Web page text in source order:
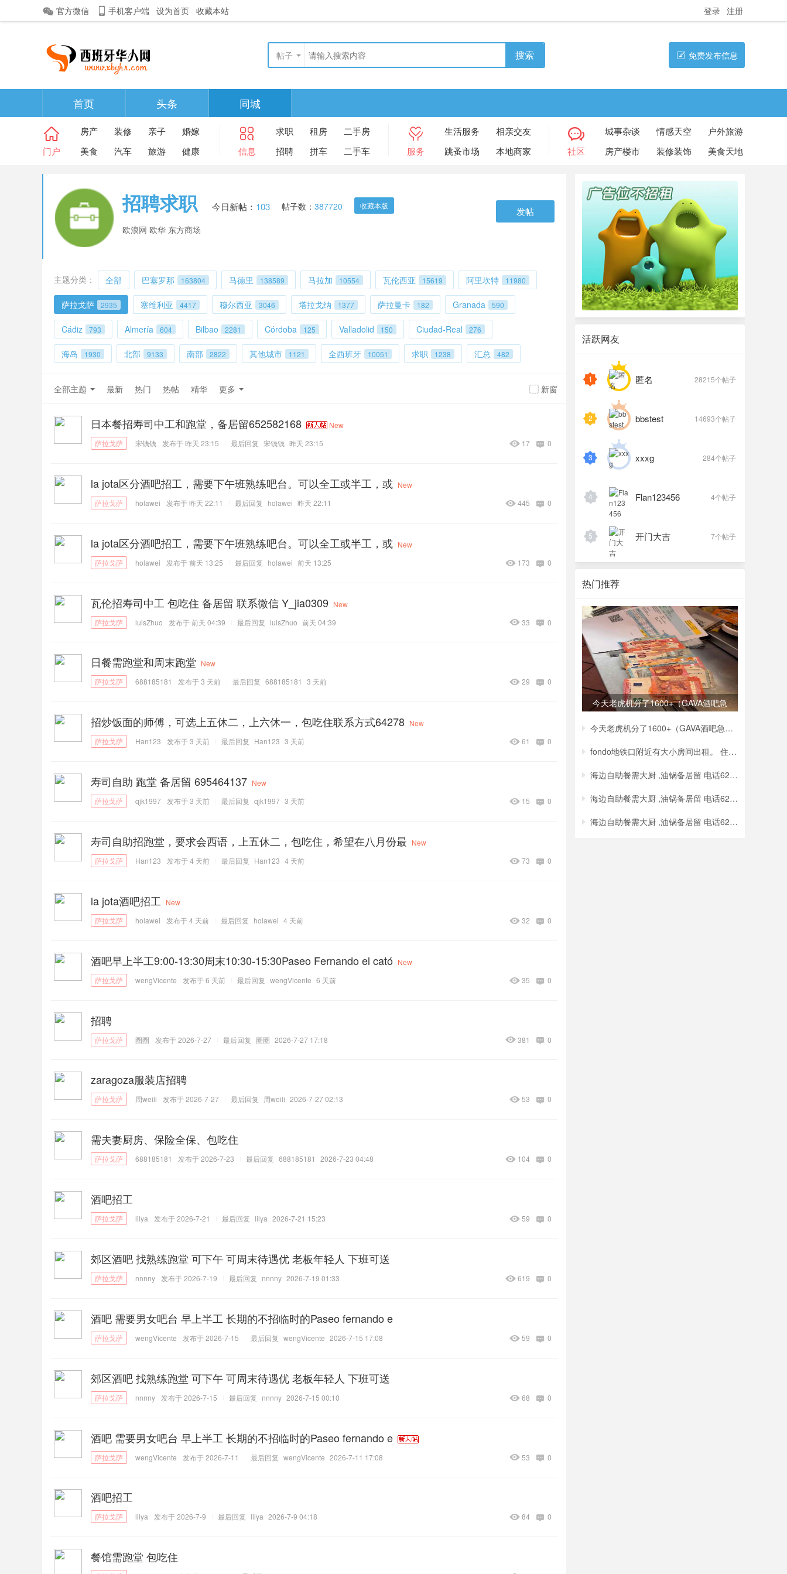
官方微信 手机客户端 设为首页 收藏本站 登录 注册
帖子 搜索 免费发布信息
首页 头条 同城
门户
房产 装修 亲子
婚嫁
美食
汽车 旅游 健康 信息
求职 租房
二手房
招聘
拼车 二手车 服务
生活服务
相亲交友
跳蚤市场
本地商家 社区
城事杂谈 情感天空
户外旅游
房产楼市
装修装饰 美食天地
招聘求职 今日新帖： 103 帖子数： 387720 收藏本版
欧浪网 欧华 东方商场
发帖
主题分类： 全部 巴塞罗那 163804 马德里 138589 马拉加 10554 瓦伦西亚 15619 阿里坎特 11980
萨拉戈萨 2935 塞维利亚 4417 穆尔西亚 3046 塔拉戈纳 1377 萨拉曼卡 182 Granada 590
Cádiz 793 Almería 604 Bilbao 2281 Córdoba 125 Valladolid 150 Ciudad-Real 276
海岛 1930 北部 9133 南部 2822 其他城市 1121 全西班牙 10051 求职 1238 汇总 482
新窗
全部主题 最新 热门 热帖 精华 更多
日本餐招寿司中工和跑堂，备居留652582168
New
宋钱钱
发布于昨天 23:15 最后回复 宋钱钱 昨天 23:15 0
17
la jota区分酒吧招工，需要下午班熟练吧台。可以全工或半工，或 New
holawei
发布于昨天 22:11 最后回复 holawei 昨天 22:11 0
445
la jota区分酒吧招工，需要下午班熟练吧台。可以全工或半工，或 New
holawei
发布于前天 13:25 最后回复 holawei 前天 13:25 0
173
瓦伦招寿司中工 包吃住 备居留 联系微信 Y_jia0309 New
luisZhuo
发布于前天 04:39 最后回复 luisZhuo 前天 04:39 0
33
日餐需跑堂和周末跑堂 New
688185181
发布于3 天前 最后回复 688185181 3 天前 0
29
招炒饭面的师傅，可选上五休二，上六休一，包吃住联系方式64278 New
Han123
发布于3 天前 最后回复 Han123 3 天前 0
61
寿司自助 跑堂 备居留 695464137 New
qjk1997
发布于3 天前 最后回复 qjk1997 3 天前 0
15
寿司自助招跑堂，要求会西语，上五休二，包吃住，希望在八月份最 New
Han123
发布于4 天前 最后回复 Han123 4 天前 0
73
la jota酒吧招工
New
holawei
发布于4 天前 最后回复 holawei 4 天前 0
32
酒吧早上半工9:00-13:30周末10:30-15:30Paseo Fernando el cató New
wengVicente
发布于6 天前 最后回复 wengVicente 6 天前 0
35
招聘
圈圈 发布于 2026-7-27 最后回复 圈圈 2026-7-27 17:18 0
381
zaragoza服装店招聘
周weili 发布于 2026-7-27 最后回复 周weili 2026-7-27 02:13 0
53
需夫妻厨房、保险全保、包吃住
688185181 发布于 2026-7-23 最后回复 688185181 2026-7-23 04:48 0
104
酒吧招工
lilya 发布于 2026-7-21 最后回复 lilya 2026-7-21 15:23 0
59
郊区酒吧 找熟练跑堂 可下午 可周末待遇优 老板年轻人 下班可送
nnnny 发布于 2026-7-19 最后回复 nnnny 2026-7-19 01:33 0
619
酒吧 需要男女吧台 早上半工 长期的不招临时的Paseo fernando e
wengVicente 发布于 2026-7-15 最后回复 wengVicente 2026-7-15 17:08 0
59
郊区酒吧 找熟练跑堂 可下午 可周末待遇优 老板年轻人 下班可送
nnnny 发布于 2026-7-15 最后回复 nnnny 2026-7-15 00:10 0
68
酒吧 需要男女吧台 早上半工 长期的不招临时的Paseo fernando e
wengVicente 发布于 2026-7-11 最后回复 wengVicente 2026-7-11 17:08 0
53
酒吧招工
lilya 发布于 2026-7-9 最后回复 lilya 2026-7-9 04:18 0
84
餐馆需跑堂 包吃住
活跃网友
1 匿名 28215个帖子
2 bbstest 14693个帖子
3 xxxg 284个帖子
4 Flan123456 4个帖子
5 开门大吉 7个帖子
热门推荐
今天老虎机分了1600+（GAVA酒吧急
今天老虎机分了1600+（GAVA酒吧急转）
fondo地铁口附近有大小房间出租。 住家安静
海边自助餐需大厨 ,油锅备居留 电话6212753
海边自助餐需大厨 ,油锅备居留 电话6212753
海边自助餐需大厨 ,油锅备居留 电话6212753